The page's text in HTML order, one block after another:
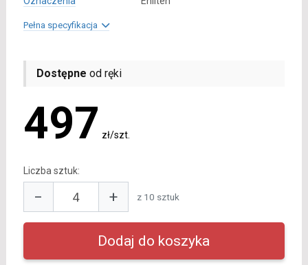
Pełna specyfikacja
Dostępne od ręki
497 zł/szt.
Liczba sztuk:
− + z 10 sztuk